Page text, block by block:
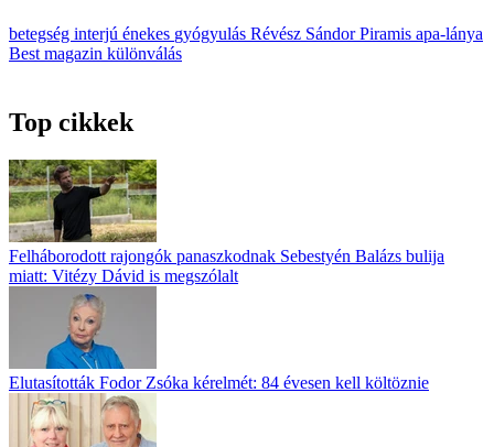
betegség interjú énekes gyógyulás Révész SándorPiramis apa-lánya
Best magazin különválás
Top cikkek
Felháborodott rajongók panaszkodnak Sebestyén Balázs bulija
miatt: Vitézy Dávid is megszólalt
Elutasították Fodor Zsóka kérelmét: 84 évesen kell költöznie